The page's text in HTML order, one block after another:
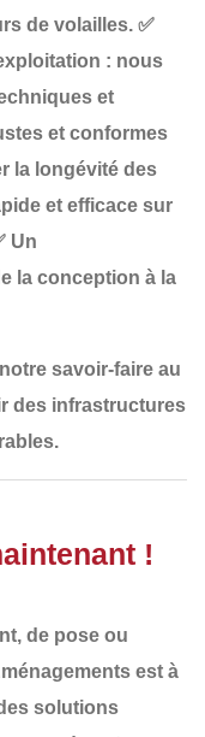
de volailles. ✅
: nous
et
et conformes
la longévité des
et efficace sur
Un
la conception à la
savoir-faire au
des infrastructures
.
!
de pose ou
est à
solutions